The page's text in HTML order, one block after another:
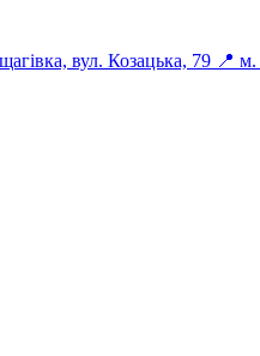
вул. Козацька, 79 📍 м.